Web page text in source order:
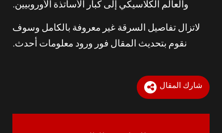
والعالم الكلاسيكي إلى كبار الأساتذة الأوروبيين.
لاتزال تفاصيل السرقة غير معروفة بالكامل وسوف
نقوم بتحديث المقال فور ورود معلومات أحدث.
شارك المقال